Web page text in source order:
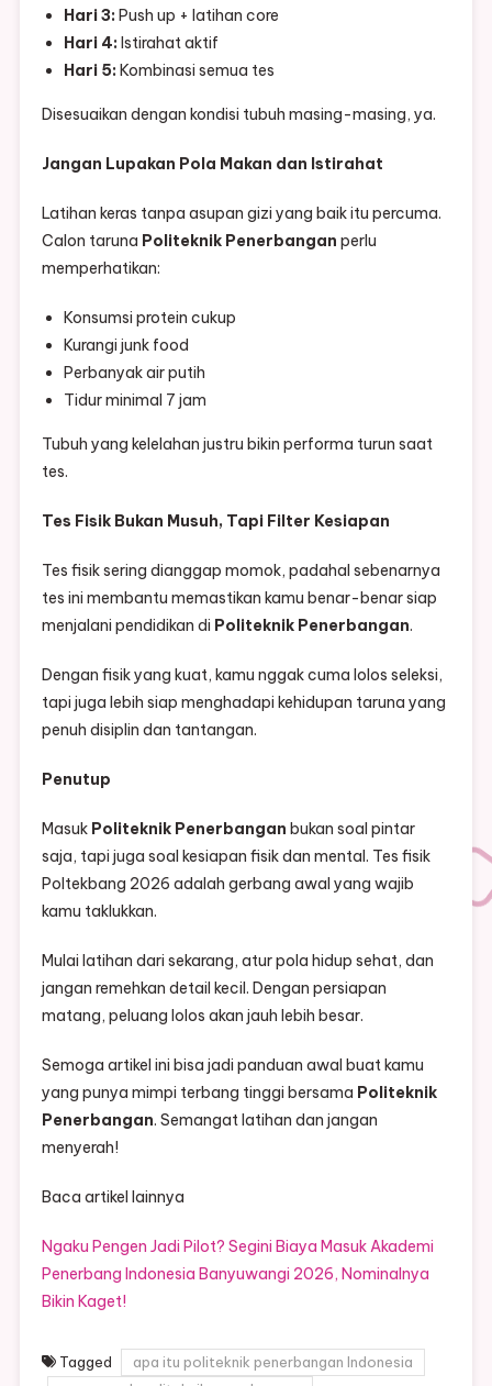
Hari 3: Push up + latihan core
Hari 4: Istirahat aktif
Hari 5: Kombinasi semua tes
Disesuaikan dengan kondisi tubuh masing-masing, ya.
Jangan Lupakan Pola Makan dan Istirahat
Latihan keras tanpa asupan gizi yang baik itu percuma.
Calon taruna Politeknik Penerbangan perlu
memperhatikan:
Konsumsi protein cukup
Kurangi junk food
Perbanyak air putih
Tidur minimal 7 jam
Tubuh yang kelelahan justru bikin performa turun saat
tes.
Tes Fisik Bukan Musuh, Tapi Filter Kesiapan
Tes fisik sering dianggap momok, padahal sebenarnya
tes ini membantu memastikan kamu benar-benar siap
menjalani pendidikan di Politeknik Penerbangan.
Dengan fisik yang kuat, kamu nggak cuma lolos seleksi,
tapi juga lebih siap menghadapi kehidupan taruna yang
penuh disiplin dan tantangan.
Penutup
Masuk Politeknik Penerbangan bukan soal pintar
saja, tapi juga soal kesiapan fisik dan mental. Tes fisik
Poltekbang 2026 adalah gerbang awal yang wajib
kamu taklukkan.
Mulai latihan dari sekarang, atur pola hidup sehat, dan
jangan remehkan detail kecil. Dengan persiapan
matang, peluang lolos akan jauh lebih besar.
Semoga artikel ini bisa jadi panduan awal buat kamu
yang punya mimpi terbang tinggi bersama Politeknik
Penerbangan. Semangat latihan dan jangan
menyerah!
Baca artikel lainnya
Ngaku Pengen Jadi Pilot? Segini Biaya Masuk Akademi
Penerbang Indonesia Banyuwangi 2026, Nominalnya
Bikin Kaget!
Tagged
apa itu politeknik penerbangan Indonesia